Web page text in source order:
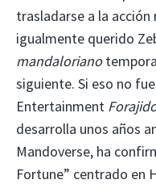
trasladarse a la acción
igualmente querido
mandaloriano
siguiente. Si eso no
Entertainment
desarrolla unos años
Mandoverse, ha
Fortune” centrado en